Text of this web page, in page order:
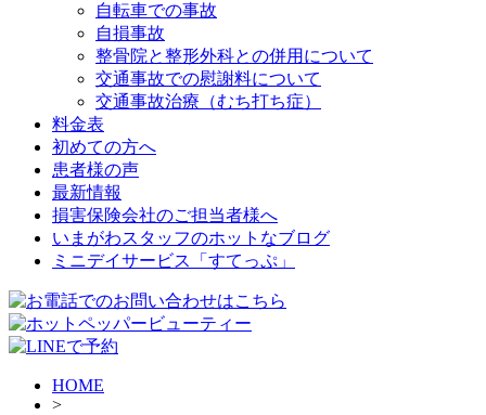
自転車での事故
自損事故
整骨院と整形外科との併用について
交通事故での慰謝料について
交通事故治療（むち打ち症）
料金表
初めての方へ
患者様の声
最新情報
損害保険会社のご担当者様へ
いまがわスタッフのホットなブログ
ミニデイサービス「すてっぷ」
HOME
>